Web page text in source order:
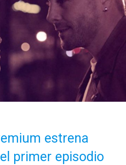
estrena
primer episodio